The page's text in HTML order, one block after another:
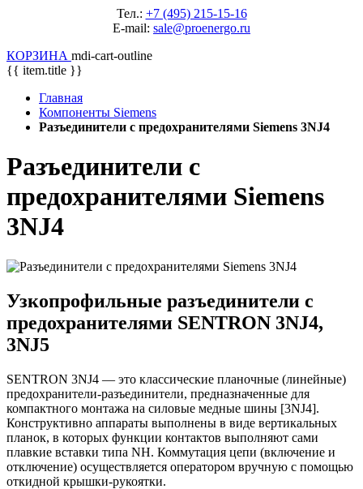
Тел.: +7 (495) 215-15-16
E-mail: sale@proenergo.ru
КОРЗИНА mdi-cart-outline
{{ item.title }}
Главная
Компоненты Siemens
Разъединители с предохранителями Siemens 3NJ4
Разъединители с
предохранителями Siemens
3NJ4
Узкопрофильные разъединители с
предохранителями SENTRON 3NJ4,
3NJ5
SENTRON 3NJ4 — это классические планочные (линейные)
предохранители-разъединители, предназначенные для
компактного монтажа на силовые медные шины [3NJ4].
Конструктивно аппараты выполнены в виде вертикальных
планок, в которых функции контактов выполняют сами
плавкие вставки типа NH. Коммутация цепи (включение и
отключение) осуществляется оператором вручную с помощью
откидной крышки-рукоятки.